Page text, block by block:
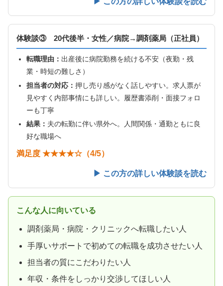
体験談③ 20代後半・女性／病院→調剤薬局（正社員）
転職理由： 出産後に病院勤務を続ける不安（夜勤・残
業・時短の難しさ）
担当者の対応： 押し売り感がなく話しやすい。求人票が
見やすく内部事情にも詳しい。履歴書添削・面接フォロ
ーも丁寧
結果： 夫の転勤に伴い県外へ。人間関係・通勤ともに良
好な職場へ
満足度 ★★★★☆（4/5）
▶ この方の詳しい体験談を読む
こんな人に向いている
調剤薬局・病院・クリニックへ転職したい人
手厚いサポートで初めての転職を成功させたい人
担当者の質にこだわりたい人
年収・条件をしっかり交渉してほしい人